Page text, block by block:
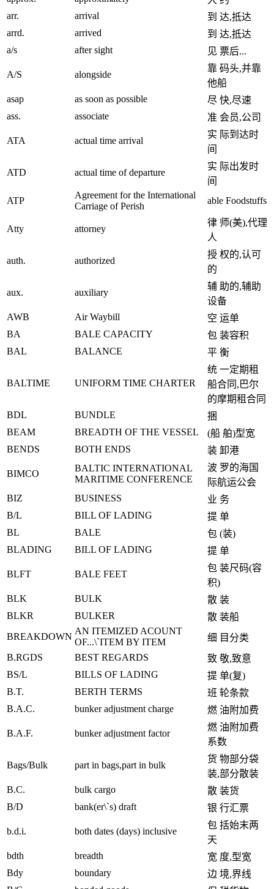
arr.
arrival
到 达,抵达
arrd.
arrived
到 达,抵达
a/s
after sight 见 票后...
A/S alongside
靠 码头,并靠
他船
asap
as soon as possible
尽 快,尽速
ass.
associate 准 会员,公司
ATA actual time arrival
实 际到达时
间
ATD actual time of departure
实 际出发时
间
ATP
Agreement for the International
Carriage of Perish
able Foodstuffs
Atty attorney
律 师(美),代理
人
auth. authorized
授 权的,认可
的
aux. auxiliary
辅 助的,辅助
设备
AWB
Air Waybill
空 运单
BA
BALE CAPACITY
包 装容积
BAL
BALANCE 平 衡
BALTIME UNIFORM TIME CHARTER
统 一定期租
船合同,巴尔
的摩期租合同
BDL
BUNDLE
捆
BEAM
BREADTH OF THE VESSEL
(船 舶)型宽
BENDS
BOTH ENDS 装 卸港
BIMCO
BALTIC INTERNATIONAL
MARITIME CONFERENCE
波 罗的海国
际航运公会
BIZ
BUSINESS
业 务
B/L
BILL OF LADING
提 单
BL
BALE
包 (装)
BLADING
BILL OF LADING 提 单
BLFT BALE FEET
包 装尺码(容
积)
BLK
BULK
散 装
BLKR
BULKER
散 装船
BREAKDOWN
AN ITEMIZED ACOUNT
OF...\`ITEM BY ITEM
细 目分类
B.RGDS
BEST REGARDS
致 敬,致意
BS/L
BILLS OF LADING
提 单(复)
B.T.
BERTH TERMS
班 轮条款
B.A.C.
bunker adjustment charge 燃 油附加费
B.A.F. bunker adjustment factor
燃 油附加费
系数
Bags/Bulk part in bags,part in bulk
货 物部分袋
装,部分散装
B.C.
bulk cargo
散 装货
B/D
bank(er\`s) draft 银 行汇票
b.d.i. both dates (days) inclusive
包 括始末两
天
bdth
breadth
宽 度,型宽
Bdy
boundary
边 境,界线